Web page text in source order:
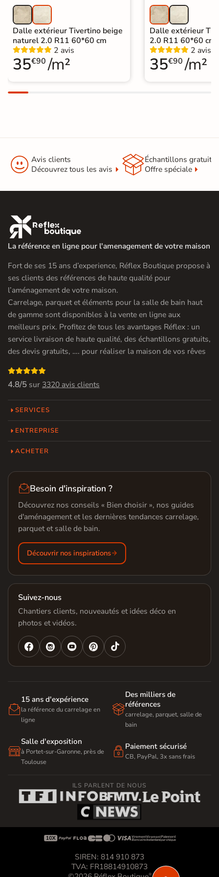
Dalle extérieur Tivertino beige
naturel 2.0 R11 60*60 cm
2 avis
35€90 /m²
Dalle extérieur
2.0 R11 60*60 cm
2 avis
35€90 /m²
 Avis clients
Découvrez tous les avis
Échantillons gratuit
Offre spéciale

La référence en ligne pour l'amenagement de votre maison
Fort de ses 15 ans d’experience, Réflex Boutique propose à
ses clients des références de haute qualité pour
l’aménagement de votre maison.
Carrelage, parquet et éléments pour la salle de bain haut
de gamme sont disponibles à la vente en ligne aux
meilleurs prix. Profitez de tous les avantages Réflex : un
service livraison de haute qualité, des échantillons gratuits,
des devis gratuits, …. pour réaliser la maison de vos rêves

4.8/5 sur 3320 avis clients
SERVICES
ENTREPRISE
ACHETER
Besoin d'inspiration ?
Découvrez nos conseils « Bien choisir », nos guides
d'aménagement et les dernières tendances carrelage,
parquet et salle de bain.
Découvrir nos inspirations
Suivez-nous
Chantiers clients, nouveautés et idées déco en
photos et vidéos.
   

15 ans d'expérience
la référence du carrelage en
ligne

Des milliers de
références
carrelage, parquet, salle de
bain

Salle d'exposition
à Portet-sur-Garonne, près de
Toulouse
 Paiement sécurisé
CB, PayPal, 3x sans frais
ILS PARLENT DE NOUS

SIREN: 814 910 873
TVA: FR18814910873
®